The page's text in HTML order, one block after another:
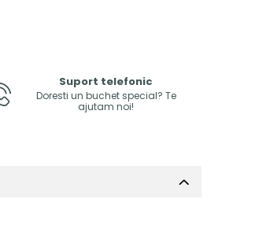
Suport telefonic
Doresti un buchet special? Te
ajutam noi!